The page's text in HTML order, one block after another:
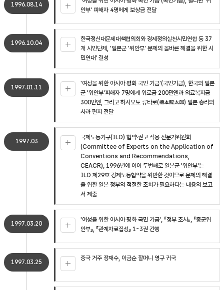
1996.08.14
안부' 피해자 4명에게 보상금 전달
1996.10.04
한국정신대문제대책협의회와 경제정의실천시민연합 등 37
개 시민단체, '일본군 '위안부' 문제의 올바른 해결을 위한 시
민연대' 결성
1997.01.11
'여성을 위한 아시아 평화 국민 기금'(국민기금), 한국의 일본
군 '위안부'피해자 7명에게 위로금 200만엔과 의료복지금
300만엔, 그리고 하시모토 류타로(橋本龍太郞) 일본 총리의
사과 편지 전달
1997.03
국제노동기구(ILO) 협약·권고 적용 전문가위원회
(Committee of Experts on the Application of
Conventions and Recommendations,
CEACR), 1996년에 이어 두번째로 일본군 '위안부'는
ILO 제29호 강제노동협약을 위반한 것이므로 문제의 해결
을 위한 일본 정부의 적절한 조치가 필요하다는 내용의 보고
서 제출
1997.03.20
'여성을 위한 아시아 평화 국민 기금', 『정부 조사』, 『종군위
안부』, 『관계자료집성』 1~3권 간행
1997.03.25
중국 거주 정재수, 이금순 할머니 영구 귀국